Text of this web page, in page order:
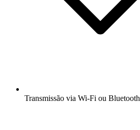
Transmissão via Wi-Fi ou Bluetooth